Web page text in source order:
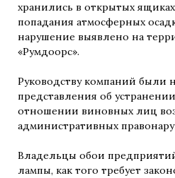
хранились в открытых
попадания атмосферных
нарушение выявлено на
«Румдоорс».
Руководству компаний были
представления об
отношении виновных лиц
административных
Владельцы обои
лампы, как того требует